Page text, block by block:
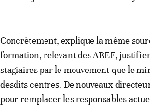
Concrètement, explique la même
formation, relevant des AREF,
stagiaires par le mouvement que le
desdits centres. De nouveaux
pour remplacer les responsables